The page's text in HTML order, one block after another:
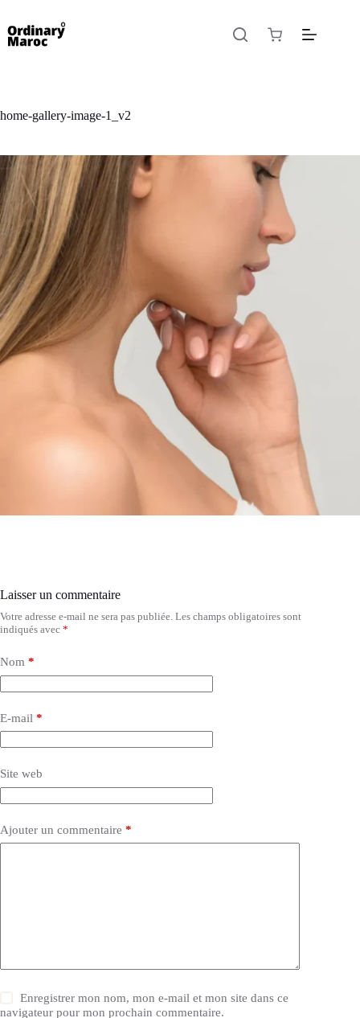
home-gallery-image-1_v2
Laisser un commentaire
Votre adresse e-mail ne sera pas publiée. Les champs obligatoires sont
indiqués avec *
Nom *
E-mail *
Site web
Ajouter un commentaire *
Enregistrer mon nom, mon e-mail et mon site dans ce
navigateur pour mon prochain commentaire.